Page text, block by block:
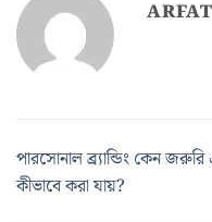
পারসোনাল ব্র্যান্ডিং কেন
কীভাবে করা যায়?